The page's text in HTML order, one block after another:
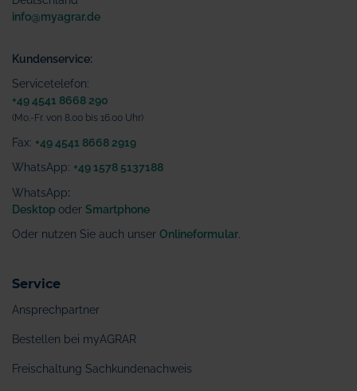
info@myagrar.de
Kundenservice:
Servicetelefon:
+49 4541 8668 290
(Mo.-Fr. von 8.00 bis 16.00 Uhr)
Fax: +49 4541 8668 2919
WhatsApp: +49 1578 5137188
WhatsApp:
Desktop oder Smartphone
Oder nutzen Sie auch unser Onlineformular
Service
Ansprechpartner
Bestellen bei myAGRAR
Freischaltung Sachkundenachweis